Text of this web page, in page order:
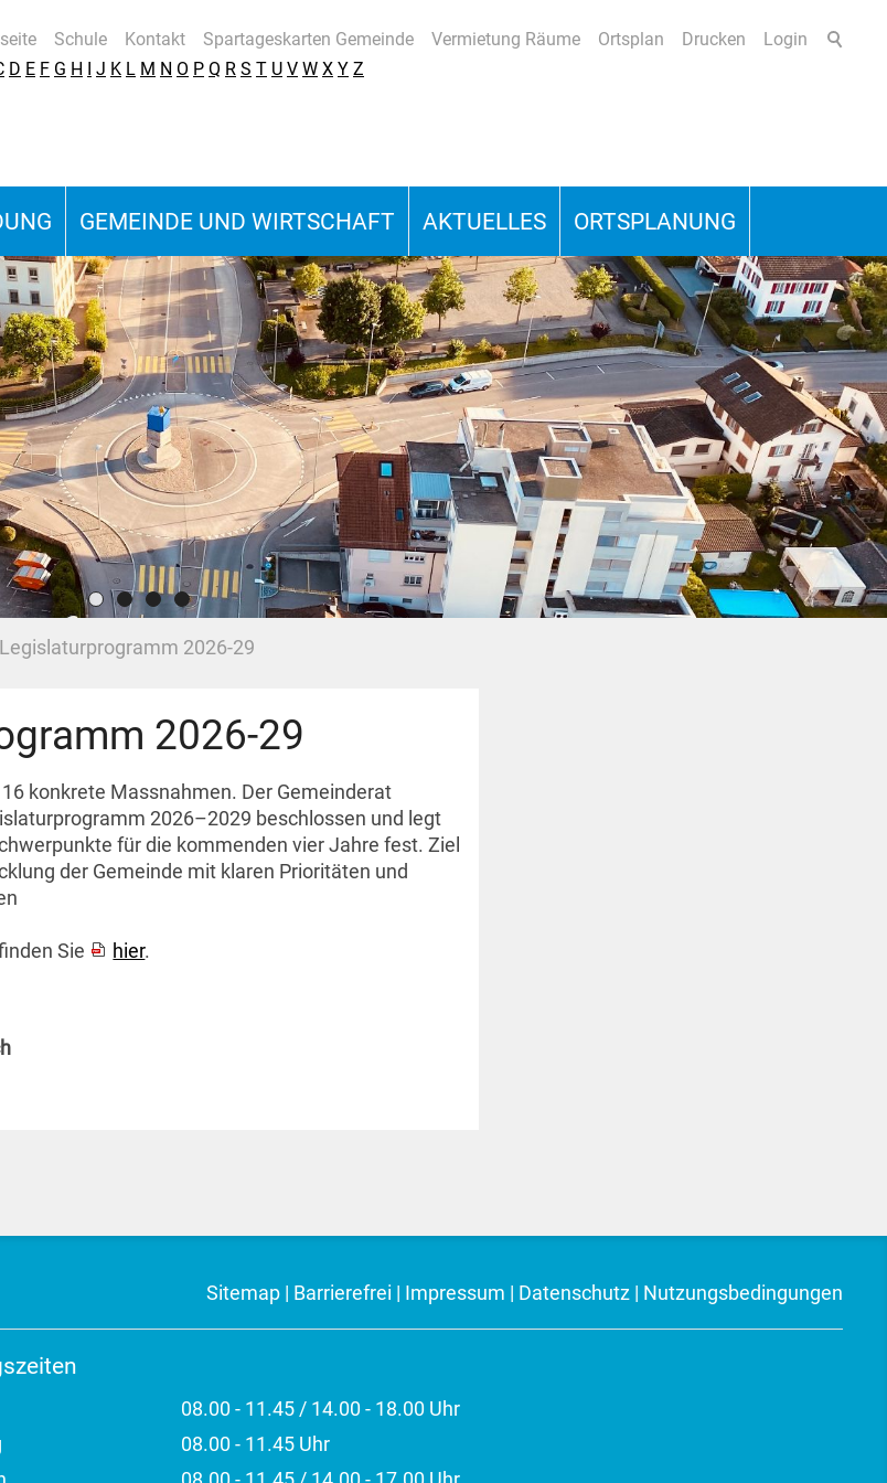
Schule Kontakt Spartageskarten Gemeinde Vermietung Räume Ortsplan Drucken
Login
D E F G H I J K L M N O P Q R S T U V W X Y Z
GEMEINDE UND WIRTSCHAFT AKTUELLES ORTSPLANUNG
Legislaturprogramm 2026-29
2026-29
konkrete Massnahmen. Der Gemeinderat
2026–2029 beschlossen und legt
für die kommenden vier Jahre fest. Ziel
der Gemeinde mit klaren Prioritäten und
Sie hier.
Sitemap Barrierefrei Impressum Datenschutz Nutzungsbedingungen
08.00 - 11.45 / 14.00 - 18.00 Uhr
08.00 - 11.45 Uhr